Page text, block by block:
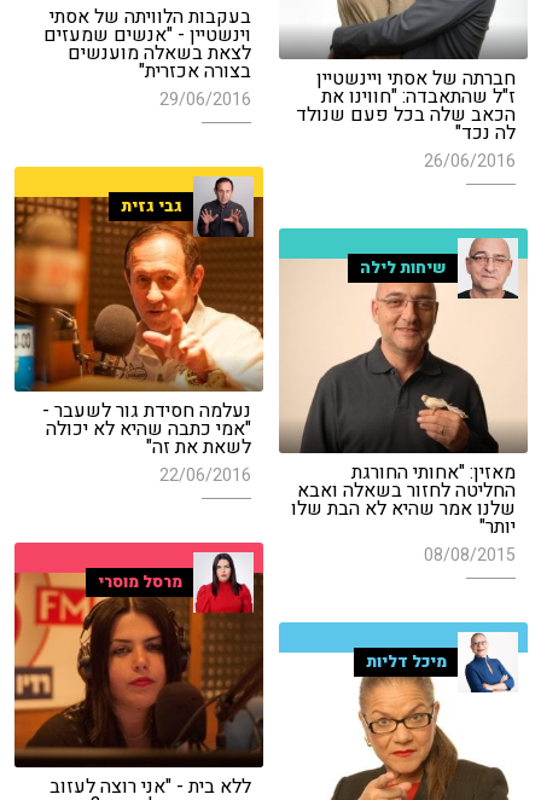
בעקבות הלוויתה של אסתי
וינשטיין - "אנשים שמעזים
לצאת בשאלה מוענשים
בצורה אכזרית"
29/06/2016
חברתה של אסתי ויינשטיין
ז"ל שהתאבדה: "חווינו את
הכאב שלה בכל פעם שנולד
לה נכד"
26/06/2016
גבי גזית
נעלמה חסידת גור לשעבר -
"אמי כתבה שהיא לא יכולה
לשאת את זה"
22/06/2016
שיחות לילה
מאזין: "אחותי החורגת
החליטה לחזור בשאלה ואבא
שלנו אמר שהיא לא הבת שלו
יותר"
08/08/2015
מרסל מוסרי
ללא בית - "אני רוצה לעזוב
מיכל דליות